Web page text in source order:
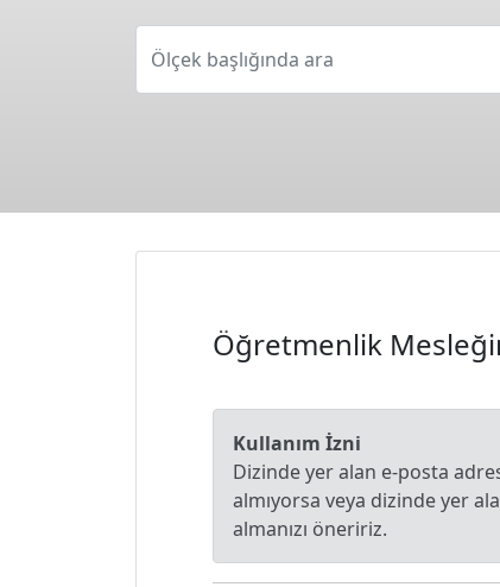
Ölçek başlığında ara
Öğretmenlik
Kullanım İzni
Dizinde yer alan e-posta
almıyorsa veya dizinde yer
almanızı öneririz.